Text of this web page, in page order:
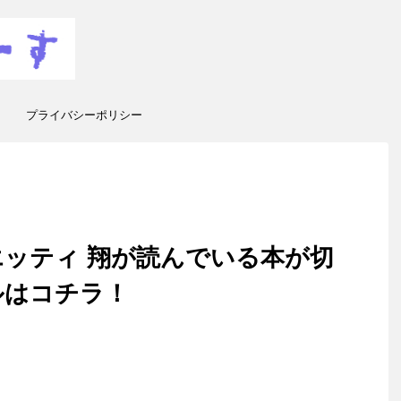
プライバシーポリシー
ティ 翔が読んでいる本が切
コチラ！